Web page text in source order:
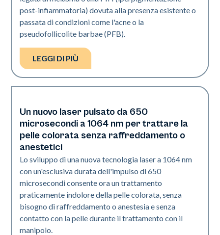
post-infiammatoria) dovuta alla presenza esistente o
passata di condizioni come l'acne o la
pseudofollicolite barbae (PFB).
LEGGI DI PIÙ
Pelle di colore
Un nuovo laser pulsato da 650
microsecondi a 1064 nm per trattare la
pelle colorata senza raffreddamento o
anestetici
Lo sviluppo di una nuova tecnologia laser a 1064 nm
con un'esclusiva durata dell'impulso di 650
microsecondi consente ora un trattamento
praticamente indolore della pelle colorata, senza
bisogno di raffreddamento o anestesia e senza
contatto con la pelle durante il trattamento con il
manipolo.